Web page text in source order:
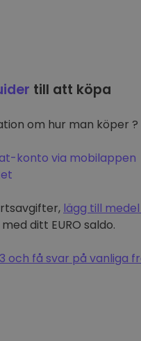
till att köpa
om hur man köper ?
konto via mobilappen
lägg till
ditt EURO saldo.
och få svar på vanliga